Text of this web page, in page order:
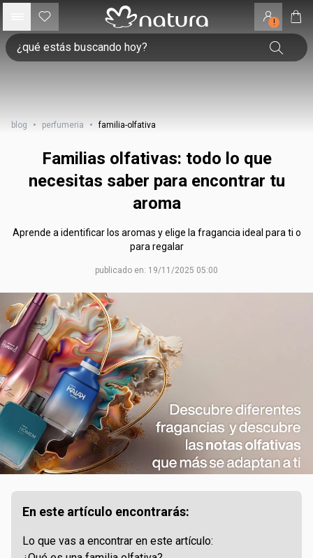
!
blog • perfumeria • familia-olfativa
Familias olfativas: todo lo que
necesitas saber para encontrar tu
aroma
Aprende a identificar los aromas y elige la fragancia ideal para ti o
para regalar
publicado en: 19/11/2025 05:00
En este artículo encontrarás:
Lo que vas a encontrar en este artículo: